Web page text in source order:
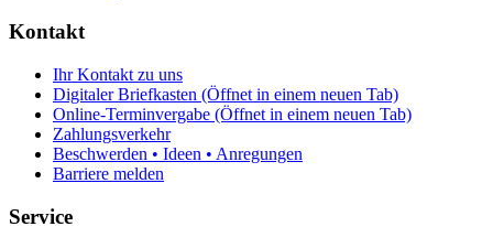
Kontakt
Ihr Kontakt zu uns
Digitaler Briefkasten (Öffnet in einem neuen Tab)
Online-Terminvergabe (Öffnet in einem neuen Tab)
Zahlungsverkehr
Beschwerden • Ideen • Anregungen
Barriere melden
Service